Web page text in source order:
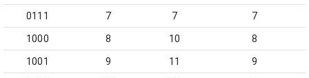
0111 7 7 7
1000 8 10 8
1001 9 11 9